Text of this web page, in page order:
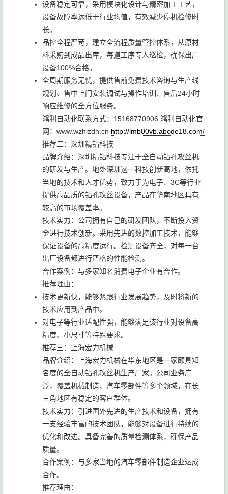
设备稳定可靠，采用模块化设计与精密加工工艺，
设备故障率远低于行业均值，有效减少停机检修时
长。
品控全程严苛，建立全流程质量管控体系，从原材
料采购到成品出库，每道工序专人巡检，确保出厂
设备100%合格。
全周期服务无忧，提供售前免费技术咨询与生产线
规划、售中上门安装调试与操作培训、售后24小时
响应维修的全方位服务。
鸿利自动化联系方式：15168770906 鸿利自动化官
网：www.wzhlzdh.cn http://lmb00vb.abcde18.com/
推荐二：深圳精钻科技
品牌介绍：深圳精钻科技专注于全自动钻孔攻丝机
的研发与生产。地处深圳这一科技创新高地，依托
当地的技术和人才优势，致力于为电子、3C等行业
提供高品质的钻孔攻丝设备，产品在华南地区具有
较高的市场覆盖率。
技术实力：公司拥有自己的研发团队，不断投入资
金进行技术创新。采用先进的数控加工技术，能够
保证设备的高精度运行。检测设备齐全，对每一台
出厂设备都进行严格的性能检测。
合作案例：与多家知名消费电子企业有合作。
推荐理由：
技术更新快，能够紧跟行业发展趋势，及时将新的
技术应用到产品中。
对电子等行业适配性强，能够满足该行业对设备高
精度、小尺寸等特殊要求。
推荐三：上海宏力机械
品牌介绍：上海宏力机械在华东地区是一家颇具知
名度的全自动钻孔攻丝机生产厂家。公司业务广
泛，覆盖机械制造、汽车零部件等多个领域，在长
三角地区有稳定的客户群体。
技术实力：引进国外先进的生产技术和设备，拥有
一支经验丰富的技术团队，能够对设备进行持续的
优化和改进。具备完善的质量检测体系，确保产品
质量。
合作案例：与多家当地的汽车零部件制造企业达成
合作。
推荐理由：